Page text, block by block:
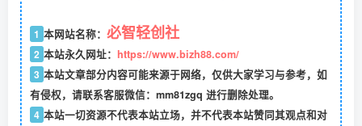
1 本网站名称： 必智轻创社
2 本站永久网址： https://www.bizh88.com/
3 本站文章部分内容可能来源于网络，仅供大家学习与参考，如
有侵权，请联系客服微信：mm81zgq 进行删除处理。
4 本站一切资源不代表本站立场，并不代表本站赞同其观点和对